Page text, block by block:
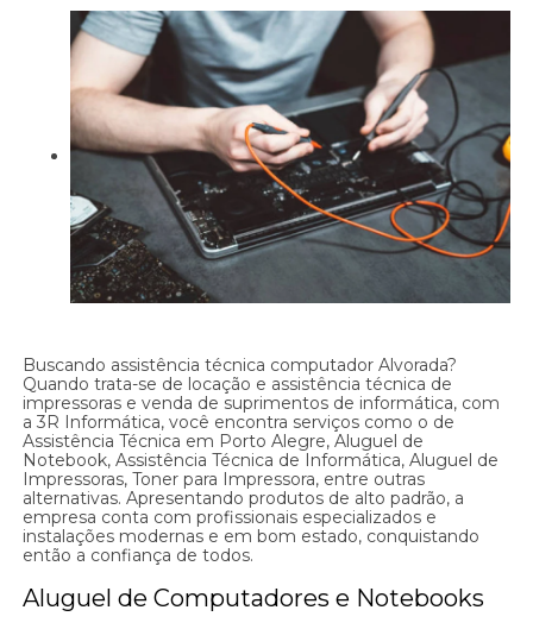
Buscando assistência técnica computador Alvorada?
Quando trata-se de locação e assistência técnica de
impressoras e venda de suprimentos de informática, com
a 3R Informática, você encontra serviços como o de
Assistência Técnica em Porto Alegre, Aluguel de
Notebook, Assistência Técnica de Informática, Aluguel de
Impressoras, Toner para Impressora, entre outras
alternativas. Apresentando produtos de alto padrão, a
empresa conta com profissionais especializados e
instalações modernas e em bom estado, conquistando
então a confiança de todos.
Aluguel de Computadores e Notebooks